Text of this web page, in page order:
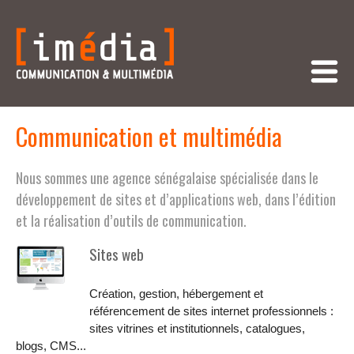
Communication et multimédia
Nous sommes une agence sénégalaise spécialisée dans le
développement de sites et d’applications web, dans l’édition
et la réalisation d’outils de communication.
Sites web
Création, gestion, hébergement et
référencement de sites internet professionnels :
sites vitrines et institutionnels, catalogues,
blogs, CMS...